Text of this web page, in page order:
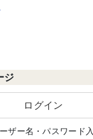
ジ
ログイン
ザー名・パスワード